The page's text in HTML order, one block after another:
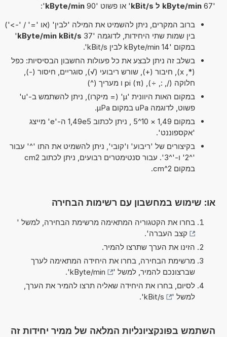
'67
kByte/min ל kBit/s ' או פשוט '90 kByte/min
':
ברוב המקרים, ניתן להשמיט את המילה 'לבין' (או '=' / '->')
בין שמות שתי היחידות, לדוגמה '37
kByte/min kBit/s
'
במקום '14 kByte/min לבין kBit/s'.
בשלב זה ניתן לבצע את כל פעולות החשבון הבסיסיות: כפל
(*, x), חיבור (+), שורש ריבועי (√), סוגריים, חיסור (-),
חלוקה (/, :, ÷), pi (π) ו מעריך (^)
במקום האות היוונית 'µ' (= מיקרו), ניתן להשתמש ב-'u'
פשוט, לדוגמה uPa במקום µPa.
במקום 1,49 × 10^5 , ניתן לכתוב 1,49e5 ה-'e' מייצג
'אקספוננט'.
בקיצורים של 'ריבוע' ו'קובי', ניתן להשמיט את התו '^' עבור
'^2' ו-'^3'. עבור סנטימטרים רבועים, ניתן לכתוב cm2
במקום cm^2.
או: שימוש במחשבון עם רשימות הבחירה
בחרו את הקטגוריה המתאימה מרשימת הבחירה, למשל '
קצב העברה'.
הזינו את הערך שתרצו להמיר.
מרשימת הבחירה, בחרו את היחידה המתאימה לערך
שברצונכם להמיר, למשל '
kByte/min
'.
לסיום, בחרו את היחידה שאליה תרצו להמיר את הערך,
למשל '
kBit/s
'.
השתמש בפונקציונליות המלאה של ממיר יחידות זה